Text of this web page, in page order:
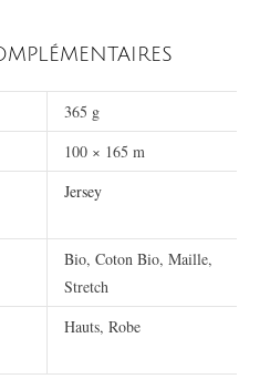
365 g
100 × 165 m
Jersey
Bio, Coton Bio, Maille,
Stretch
Hauts, Robe